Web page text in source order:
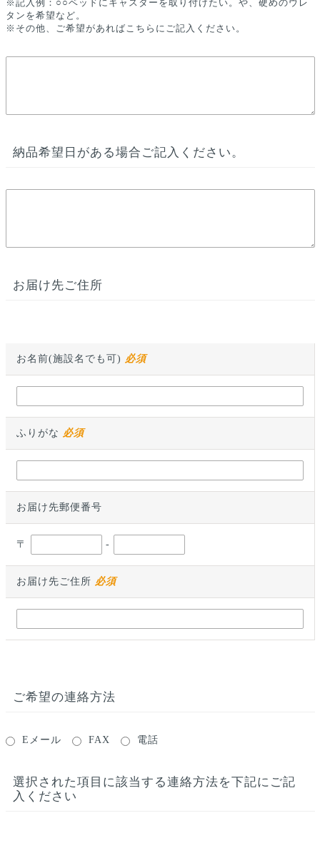
※記入例：○○ベッドにキャスターを取り付けたい。や、硬めのウレ
タンを希望など。
※その他、ご希望があればこちらにご記入ください。
納品希望日がある場合ご記入ください。
お届け先ご住所
お名前(施設名でも可) 必須
ふりがな 必須
お届け先郵便番号
〒 -
お届け先ご住所 必須
ご希望の連絡方法
Eメール FAX 電話
選択された項目に該当する連絡方法を下記にご記
入ください